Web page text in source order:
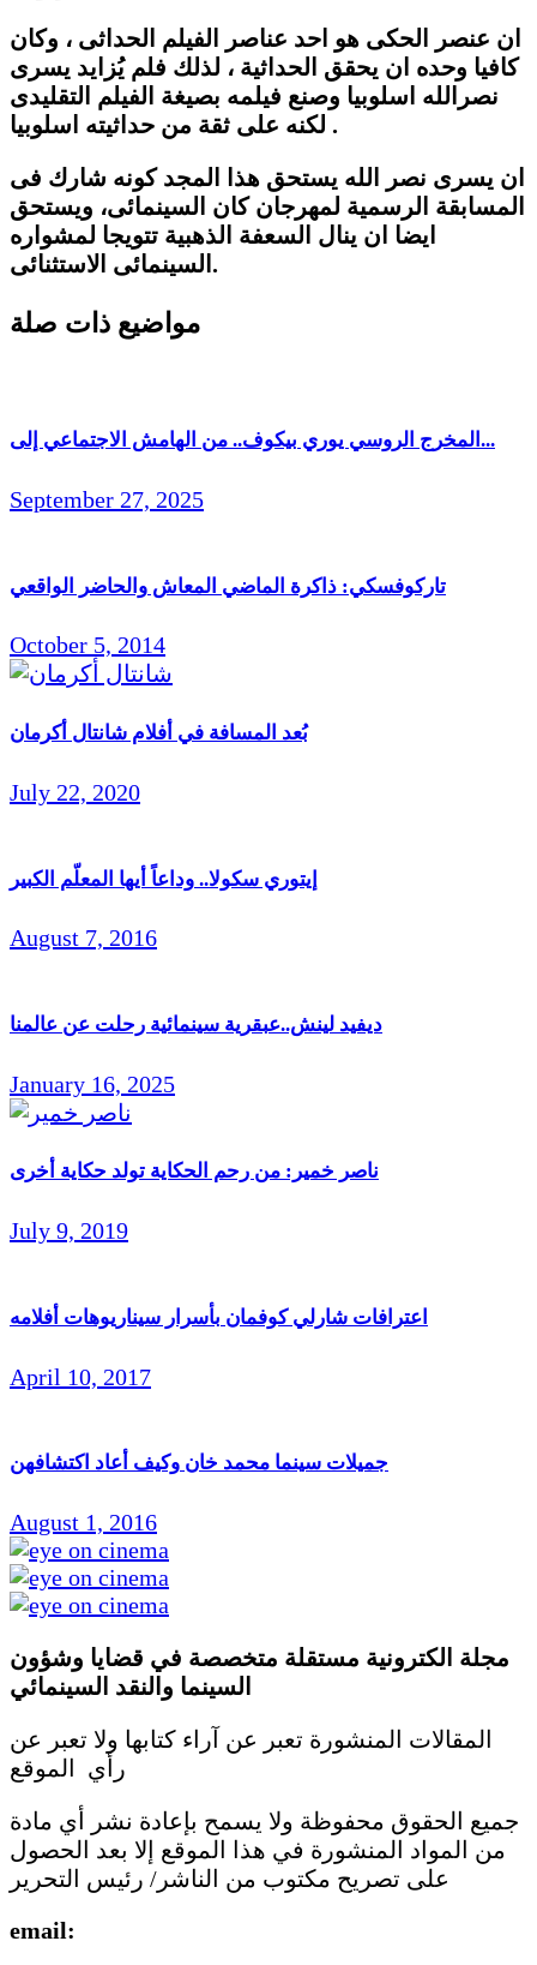
ان عنصر الحكى هو احد عناصر الفيلم الحداثى ، وكان
كافيا وحده ان يحقق الحداثية ، لذلك فلم يُزايد يسرى
نصرالله اسلوبيا وصنع فيلمه بصيغة الفيلم التقليدى
لكنه على ثقة من حداثيته اسلوبيا .
ان يسرى نصر الله يستحق هذا المجد كونه شارك فى
المسابقة الرسمية لمهرجان كان السينمائى، ويستحق
ايضا ان ينال السعفة الذهبية تتويجا لمشواره
السينمائى الاستثنائى.
مواضيع ذات صلة
المخرج الروسي يوري بيكوف.. من الهامش الاجتماعي إلى...
September 27, 2025
تاركوفسكي: ذاكرة الماضي المعاش والحاضر الواقعي
October 5, 2014
بُعد المسافة في أفلام شانتال أكرمان
July 22, 2020
إيتوري سكولا.. وداعاً أيها المعلّم الكبير
August 7, 2016
ديفيد لينش..عبقرية سينمائية رحلت عن عالمنا
January 16, 2025
ناصر خمير: من رحم الحكاية تولد حكاية أخرى
July 9, 2019
اعترافات شارلي كوفمان بأسرار سيناريوهات أفلامه
April 10, 2017
جميلات سينما محمد خان وكيف أعاد اكتشافهن
August 1, 2016
مجلة الكترونية مستقلة متخصصة في قضايا وشؤون
السينما والنقد السينمائي
المقالات المنشورة تعبر عن آراء كتابها ولا تعبر عن
رأي الموقع
جميع الحقوق محفوظة ولا يسمح بإعادة نشر أي مادة
من المواد المنشورة في هذا الموقع إلا بعد الحصول
على تصريح مكتوب من الناشر/ رئيس التحرير
email: